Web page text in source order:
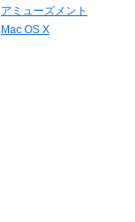
アミューズメント
Mac OS X